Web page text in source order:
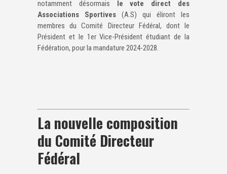
notamment désormais le vote direct des
Associations Sportives (A.S) qui éliront les
membres du Comité Directeur Fédéral, dont le
Président et le 1er Vice-Président étudiant de la
Fédération, pour la mandature 2024-2028.
La nouvelle composition
du Comité Directeur
Fédéral